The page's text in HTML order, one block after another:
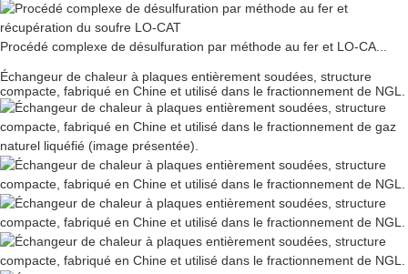
Procédé complexe de désulfuration par méthode au fer et LO-CA...
Échangeur de chaleur à plaques entièrement soudées, structure
compacte, fabriqué en Chine et utilisé dans le fractionnement de NGL.